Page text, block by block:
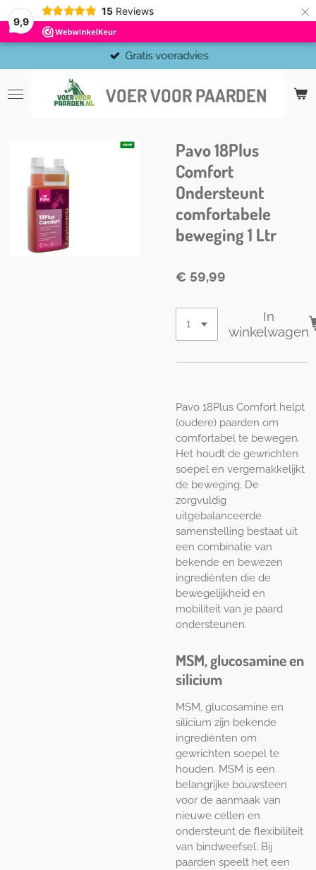
9,9
15 Reviews ×
VOER VOOR PAARDEN
Gratis voeradvies
Pavo 18Plus
Comfort
Ondersteunt
comfortabele
beweging 1 Ltr
€ 59,99
In
winkelwagen
Pavo 18Plus Comfort helpt
(oudere) paarden om
comfortabel te bewegen.
Het houdt de gewrichten
soepel en vergemakkelijkt
de beweging. De
zorgvuldig
uitgebalanceerde
samenstelling bestaat uit
een combinatie van
bekende en bewezen
ingrediënten die de
bewegelijkheid en
mobiliteit van je paard
ondersteunen.
MSM, glucosamine en
silicium
MSM, glucosamine en
silicium zijn bekende
ingrediënten om
gewrichten soepel te
houden. MSM is een
belangrijke bouwsteen
voor de aanmaak van
nieuwe cellen en
ondersteunt de flexibiliteit
van bindweefsel. Bij
paarden speelt het een